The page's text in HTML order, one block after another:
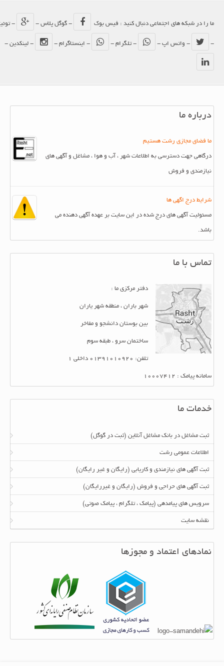
ما را در شبکه های اجتماعی دنبال کنید : فیس بوک - گوگل پلاس - - توئیتر
- واتس اپ - - تلگرام - - اینستاگرام - - لینکدین -
درباره ما
ما فضای مجازی رشت هستیم
درگاهی جهت دسترسی به اطلاعات شهر ، آب و هوا ، مشاغل و آگهی های
نیازمندی و فروش
شرایط درج اگهی ها
مسئولیت آگهی های درج شده در این سایت بر عهده آگهی دهنده می
باشد.
تماس با ما
دفتر مرکزی ما :
شهر باران ، منطقه شهر یاران
بین بوستان دانشجو و مفاخر
ساختمان سرو ، طبقه سوم
تلفن: 01391010920 داخلی 1
سامانه پیامک : 10007412
خدمات ما
ثبت مشاغل در بانک مشاغل آنلاین (ثبت در گوگل)
اطلاعات عمومی رشت
ثبت آگهی های نیازمندی و کاریابی (رایگان و غیر رایگان)
ثبت آگهی های حراجی و فروش (رایگان و غیررایگان)
سرویس های پیامدهی (پیامک ، تلگرام ، پیامک صوتی)
نقشه سایت
نمادهای اعتماد و مجوزها